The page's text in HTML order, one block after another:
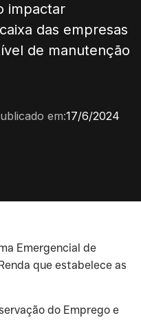
impactar
das empresas
de manutenção
em:17/6/2024
Emergencial de
que estabelece as
do Emprego e